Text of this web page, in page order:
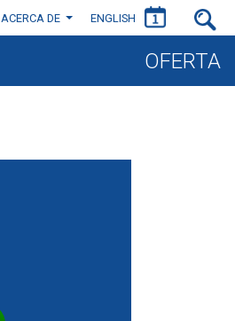
ACERCA DE ENGLISH
OFERTA